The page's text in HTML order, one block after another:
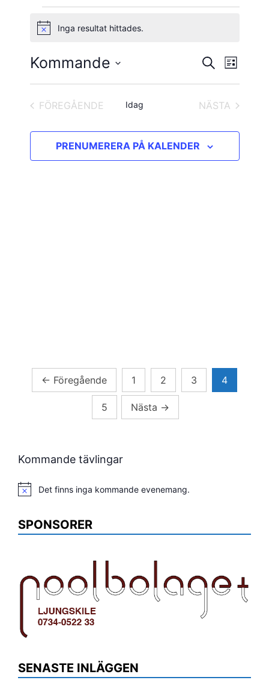
Evenemang
Notis Inga resultat hittades.
Search
and
Views
SÖK LISTA
Kommande
Välj
FÖREGÅENDE
Idag
NÄSTA
PRENUMERERA PÅ KALENDER
Sidnumrering
← Föregående 1 2 3 4
5 Nästa →
Kommande tävlingar
Notis Det finns inga kommande evenemang.
SPONSORER
SENASTE INLÄGGEN